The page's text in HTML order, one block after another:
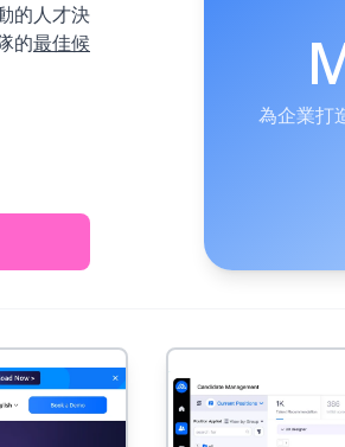
的人才決
的最佳候
為企業打